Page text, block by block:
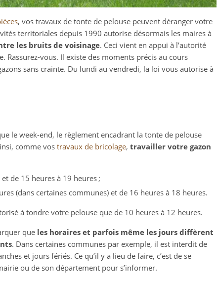
, vos travaux de tonte de pelouse peuvent déranger votre
territoriales depuis 1990 autorise désormais les maires à
les bruits de voisinage. Ceci vient en appui à l’autorité
Rassurez-vous. Il existe des moments précis au cours
sans crainte. Du lundi au vendredi, la loi vous autorise à
le week-end, le règlement encadrant la tonte de pelouse
comme vos travaux de bricolage, travailler votre gazon
de 15 heures à 19 heures ;
(dans certaines communes) et de 16 heures à 18 heures.
à tondre votre pelouse que de 10 heures à 12 heures.
que les horaires et parfois même les jours diffèrent
. Dans certaines communes par exemple, il est interdit de
et jours fériés. Ce qu’il y a lieu de faire, c’est de se
ou de son département pour s’informer.